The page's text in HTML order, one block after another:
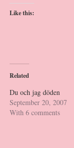
Like this:
Related
Du och jag döden
September 20, 2007
With 6 comments